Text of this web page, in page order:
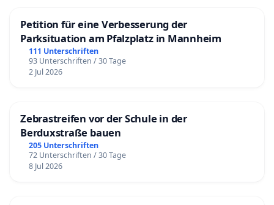
Petition für eine Verbesserung der
Parksituation am Pfalzplatz in Mannheim
111 Unterschriften
93 Unterschriften / 30 Tage
2 Jul 2026
Zebrastreifen vor der Schule in der
Berduxstraße bauen
205 Unterschriften
72 Unterschriften / 30 Tage
8 Jul 2026